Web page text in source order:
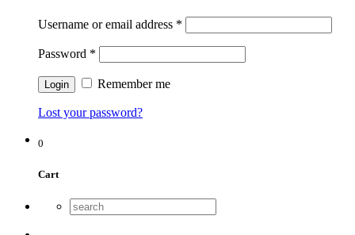
Username or email address *
Password *
Remember me
Lost your password?
0
Cart